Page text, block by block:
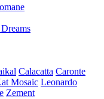
Calacatta Caronte
Mosaic Leonardo
Zement